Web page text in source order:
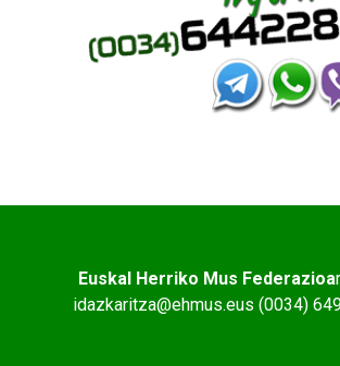
Euskal Herriko Mus Federazioa
idazkaritza@ehmus.eus (0034)